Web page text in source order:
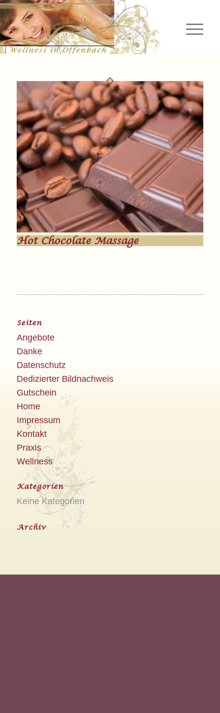
Hot Chocolate Massage
Seiten
Angebote
Danke
Datenschutz
Dedizierter Bildnachweis
Gutschein
Home
Impressum
Kontakt
Praxis
Wellness
Kategorien
Keine Kategorien
Archiv